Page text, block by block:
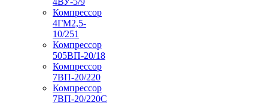
Компрессор
4ГМ2,5-
10/251
Компрессор
505ВП-20/18
Компрессор
7ВП-20/220
Компрессор
7ВП-20/220С